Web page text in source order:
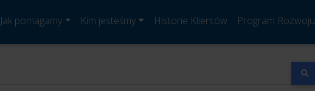
Jak pomagamy Kim jesteśmy Historie Klientów Program Rozwoju